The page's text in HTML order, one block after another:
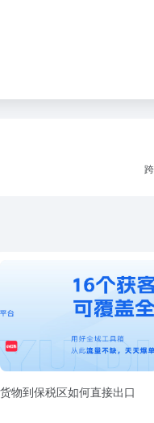
货物到保税区如何直接出口